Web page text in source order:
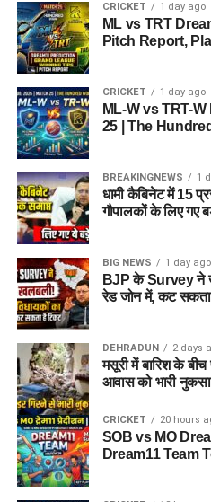
CRICKET 1 day ago
ML vs TRT
Pitch Report,
CRICKET 1 day ago
ML-W vs TRT-
25 | The
BREAKINGNEWS 1
धामी कैबिनेट में 15
गौपालकों के लिए गए
BIG NEWS 1 day ago
BJP के Survey ने
रेड जोन में, कट
DEHRADUN 2 days
मसूरी में बारिश के बीच
आवास को भारी
CRICKET 20 hours
SOB vs MO
Dream11 Team